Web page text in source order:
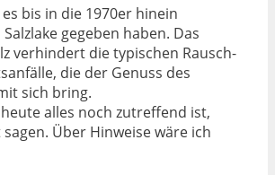
bis in die 1970er hinein
gegeben haben. Das
verhindert die typischen Rausch-
die der Genuss des
sich bring.
alles noch zutreffend ist,
Über Hinweise wäre ich